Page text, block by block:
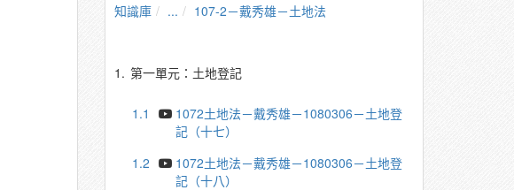
知識庫 ... 107-2－戴秀雄－土地法
1. 第一單元：土地登記
1.1
1072土地法－戴秀雄－1080306－土地登
記（十七）
1.2
1072土地法－戴秀雄－1080306－土地登
記（十八）